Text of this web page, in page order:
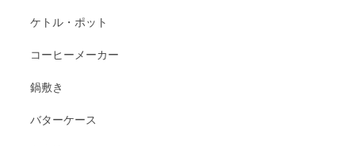
ケトル・ポット
コーヒーメーカー
鍋敷き
バターケース